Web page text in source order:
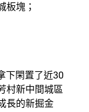
板塊；
下閑置了近30
村新中間城區
長的新掘金